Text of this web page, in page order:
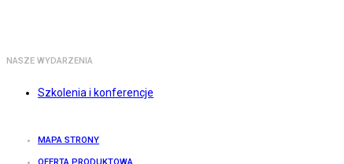
NASZE WYDARZENIA
Szkolenia i konferencje
MAPA STRONY